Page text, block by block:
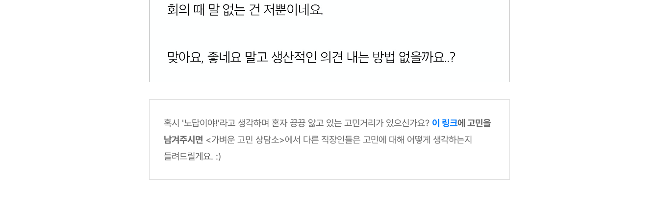
혹시 '노답이야!'라고 생각하며 혼자 끙끙 앓고 있는 고민거리가 있으신가요? 이 링크에 고민을
남겨주시면 <가벼운 고민 상담소>에서 다른 직장인들은 고민에 대해 어떻게 생각하는지
들려드릴게요. :)